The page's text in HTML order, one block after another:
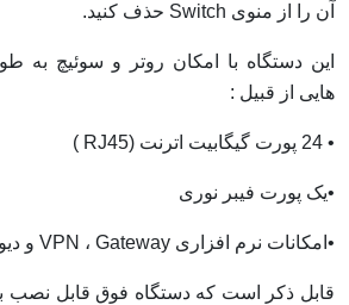
آن را از منوی Switch حذف کنید.
این دستگاه با امکان روتر و سوئیچ به
هایی از قبیل :
• 24 پورت گیگابیت اترنت (RJ45 )
•یک پورت فیبر نوری
•امکانات نرم افزاری VPN ، Gateway و دیوار آتش
قابل ذکر است که دستگاه فوق قابل نصب